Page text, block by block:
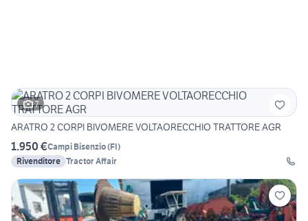
7
ARATRO 2 CORPI BIVOMERE VOLTAORECCHIO TRATTORE AGR
1.950 €Campi Bisenzio(FI)
Rivenditore Tractor Affair